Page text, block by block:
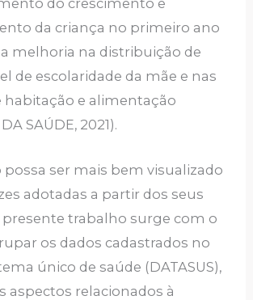
da criança no primeiro ano
melhoria na distribuição de
de escolaridade da mãe e nas
habitação e alimentação
SAÚDE, 2021).
possa ser mais bem visualizado
adotadas a partir dos seus
presente trabalho surge com o
os dados cadastrados no
único de saúde (DATASUS),
aspectos relacionados à